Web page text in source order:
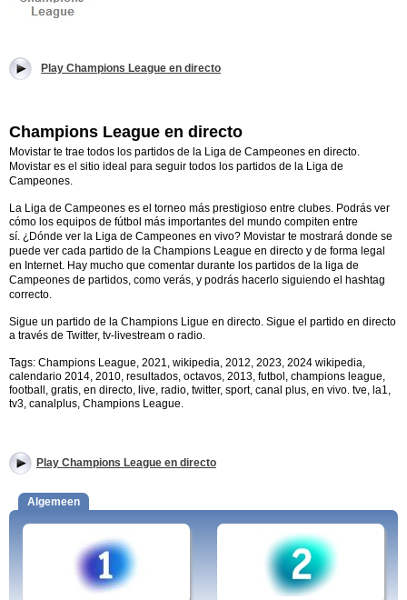
Play Champions League en directo
Champions League en directo
Movistar te trae todos los partidos de la Liga de Campeones en directo.
Movistar es el sitio ideal para seguir todos los partidos de la Liga de
Campeones.
La Liga de Campeones es el torneo más prestigioso entre clubes. Podrás ver
cómo los equipos de fútbol más importantes del mundo compiten entre
sí. ¿Dónde ver la Liga de Campeones en vivo? Movistar te mostrará donde se
puede ver cada partido de la Champions League en directo y de forma legal
en Internet. Hay mucho que comentar durante los partidos de la liga de
Campeones de partidos, como verás, y podrás hacerlo siguiendo el hashtag
correcto.
Sigue un partido de la Champions Ligue en directo. Sigue el partido en directo
a través de Twitter, tv-livestream o radio.
Tags: Champions League, 2021, wikipedia, 2012, 2023, 2024 wikipedia,
calendario 2014, 2010, resultados, octavos, 2013, futbol, champions league,
football, gratis, en directo, live, radio, twitter, sport, canal plus, en vivo. tve, la1,
tv3, canalplus, Champions League.
Play Champions League en directo
Algemeen